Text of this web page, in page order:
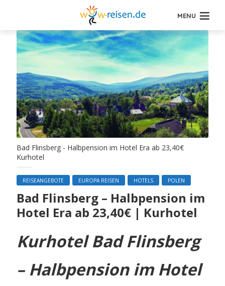
MENU
Bad Flinsberg - Halbpension im Hotel Era ab 23,40€
Kurhotel
REISEANGEBOTE EUROPA REISEN HOTELS POLEN
Bad Flinsberg – Halbpension im
Hotel Era ab 23,40€ | Kurhotel
Kurhotel Bad Flinsberg
– Halbpension im Hotel